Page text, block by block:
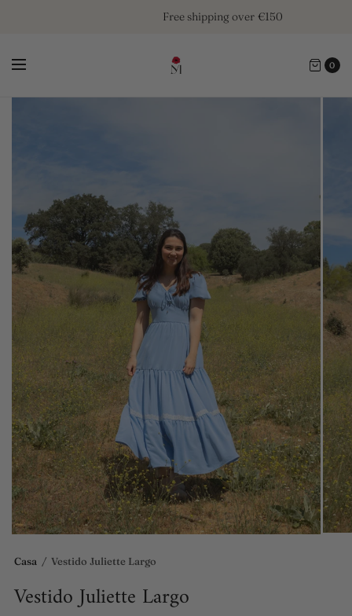
Free shipping over €150
0
Casa / Vestido Juliette Largo
Vestido Juliette Largo